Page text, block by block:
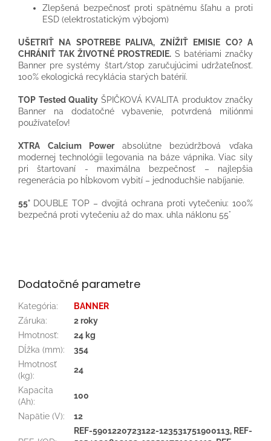
Zlepšená bezpečnosť proti spätnému šľahu a proti
ESD (elektrostatickým výbojom)
UŠETRIŤ NA SPOTREBE PALIVA, ZNÍŽIŤ EMISIE CO? A
CHRÁNIŤ TAK ŽIVOTNÉ PROSTREDIE. S batériami značky
Banner pre systémy štart/stop zaručujúcimi udržateľnosť.
100% ekologická recyklácia starých batérií.
TOP Tested Quality ŠPIČKOVÁ KVALITA produktov značky
Banner na dodatočné vybavenie, potvrdená miliónmi
používateľov!
XTRA Calcium Power absolútne bezúdržbová vďaka
modernej technológii legovania na báze vápnika. Viac sily
pri štartovaní - maximálna bezpečnosť – najlepšia
regenerácia po hĺbkovom vybití – jednoduchšie nabíjanie.
55° DOUBLE TOP – dvojitá ochrana proti vytečeniu: 100%
bezpečná proti vytečeniu až do max. uhla náklonu 55°
Dodatočné parametre
Kategória:
BANNER
Záruka:
2 roky
Hmotnosť:
24 kg
Dĺžka (mm):
354
Hmotnosť
(kg):
24
Kapacita
(Ah):
100
Napätie (V): 12
REF-5901220723122-123531751900113, REF-